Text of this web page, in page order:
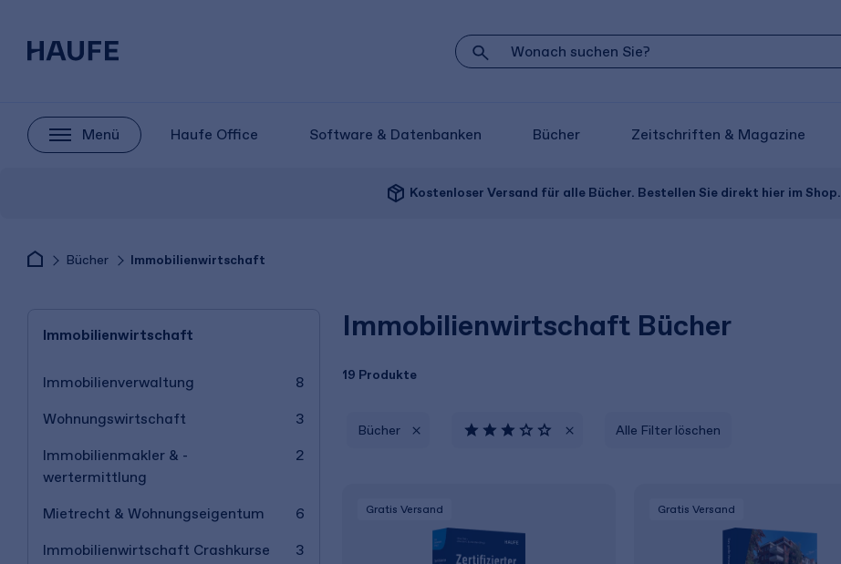
Menü Haufe Office Software & Datenbanken Bücher Zeitschriften & Magazine
package_2 Kostenloser Versand für alle Bücher. Bestellen Sie direkt hier im Shop.
Bücher Immobilienwirtschaft
Immobilienwirtschaft Bücher
19 Produkte
Immobilienwirtschaft
Immobilienverwaltung 8
Wohnungswirtschaft 3
Immobilienmakler & -
wertermittlung
2
Mietrecht & Wohnungseigentum 6
Immobilienwirtschaft Crashkurse 3
Bücher Alle Filter löschen
Gratis Versand Gratis Versand